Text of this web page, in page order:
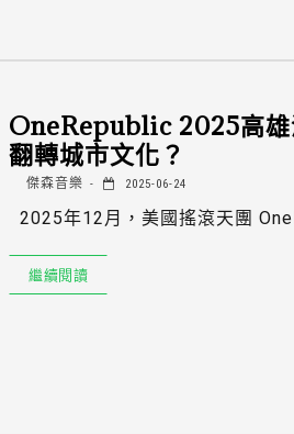
OneRepublic 2025高雄
翻轉城市文化？
傑森音樂 2025-06-24
2025年12月，美國搖滾天團
繼續閱讀